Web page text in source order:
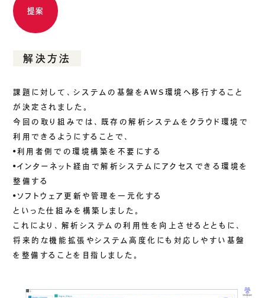
提案
解決方法
課題に対して、システムの基盤をAWS環境へ移行すること
が決定されました。
今回の取り組みでは、既存の解析システムをクラウド環境で
利用できるようにすることで、
•利用者側での環境構築を不要にする
•インターネット経由で解析システムにアクセスできる環境を
整備する
•ソフトウェア更新や管理を一元化する
といった仕組みを構築しました。
これにより、解析システムの利用性を向上させるとともに、
将来的な機能拡張やシステム高度化にも対応しやすい基盤
を整備することを目指しました。